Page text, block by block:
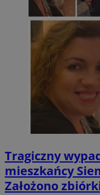
Tragiczny
mieszkańcy
Założono